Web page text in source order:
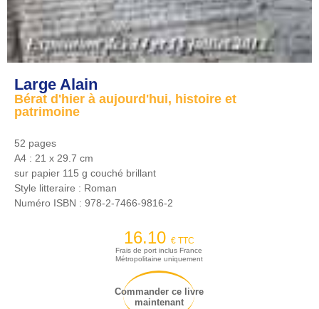
Large Alain
Bérat d'hier à aujourd'hui, histoire et
patrimoine
52 pages
A4 : 21 x 29.7 cm
sur papier 115 g couché brillant
Style litteraire : Roman
Numéro ISBN : 978-2-7466-9816-2
16.10 € TTC
Frais de port inclus France
Métropolitaine uniquement
Commander ce livre
maintenant